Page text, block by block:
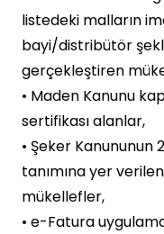
listedeki malların
bayi/distribütör
gerçekleştiren
• Maden Kanunu
sertifikası alanlar,
• Şeker
tanımına yer
mükellefler,
• e-Fatura